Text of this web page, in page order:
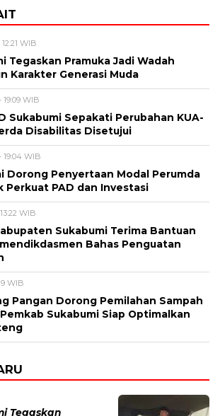
WIB
Tegaskan Pramuka Jadi Wadah
Karakter Generasi Muda
19:09 WIB
Sukabumi Sepakati Perubahan KUA-
Disabilitas Disetujui
19:04 WIB
Dorong Penyertaan Modal Perumda
Perkuat PAD dan Investasi
WIB
Sukabumi Terima Bantuan
Bahas Penguatan
WIB
Pangan Dorong Pemilahan Sampah
Sukabumi Siap Optimalkan
Tegaskan